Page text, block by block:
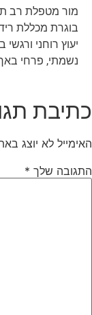
מור מטפלת רב
בוגרת מכללת
יעוץ רוחני
נשמתי, פרחי
כתיבת
האימייל לא יוצג
התגובה שלך *